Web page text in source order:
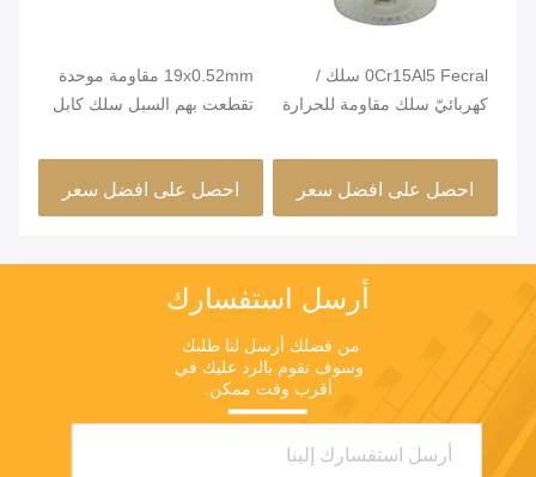
0Cr15Al5 Fecral سلك /
كهربائيّ سلك مقاومة للحرارة
احصل على افضل سعر
19x0.52mm مقاومة موحدة
تقطعت بهم السبل سلك كابل
احصل على افضل سعر
أرسل استفسارك
أقرب وقت ممكن.